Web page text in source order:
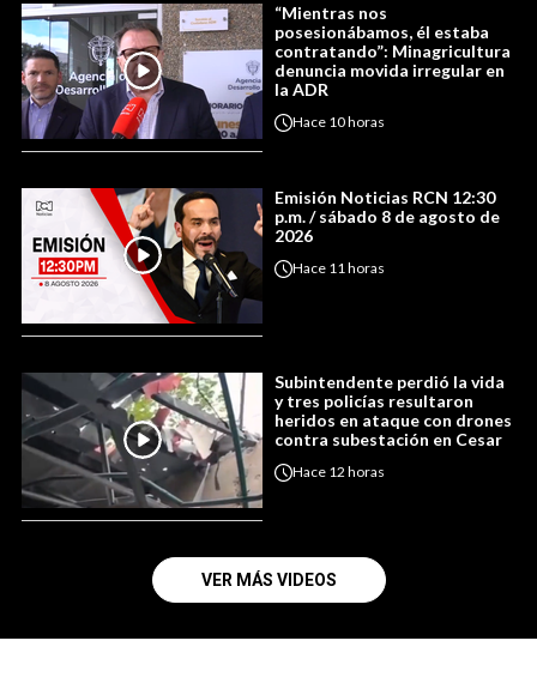
“Mientras nos
posesionábamos, él estaba
contratando”: Minagricultura
denuncia movida irregular en
la ADR
Hace 10 horas
Emisión Noticias RCN 12:30
p.m. / sábado 8 de agosto de
2026
Hace 11 horas
Subintendente perdió la vida
y tres policías resultaron
heridos en ataque con drones
contra subestación en Cesar
Hace 12 horas
VER MÁS VIDEOS